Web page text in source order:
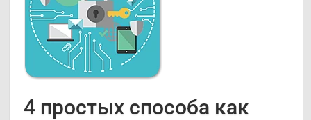
4 простых способа как